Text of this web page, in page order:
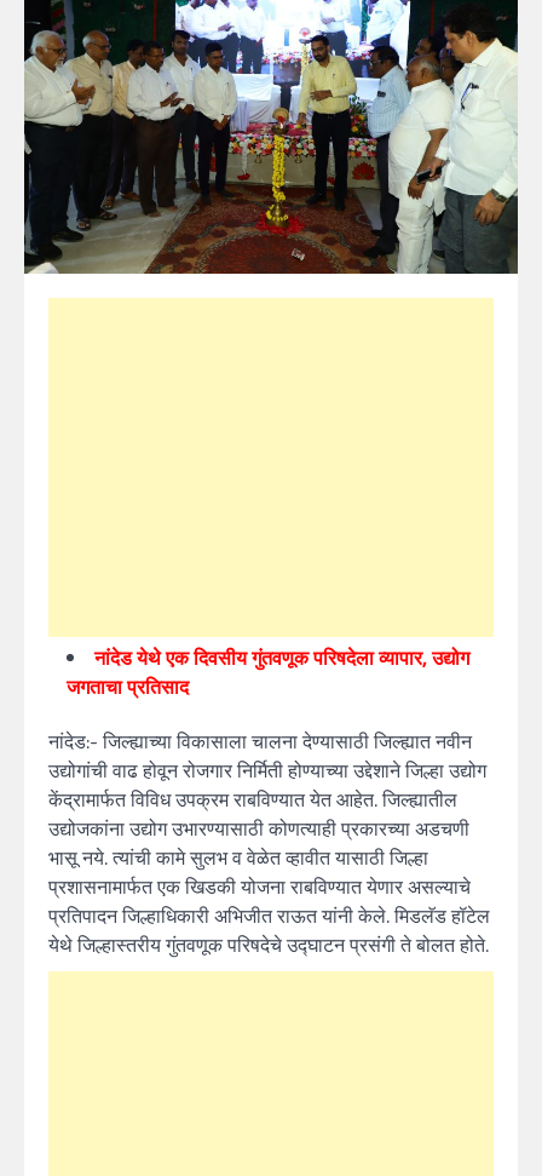
नांदेड येथे एक दिवसीय गुंतवणूक परिषदेला व्यापार, उद्योग
जगताचा प्रतिसाद
नांदेड:- जिल्ह्याच्या विकासाला चालना देण्यासाठी जिल्ह्यात नवीन
उद्योगांची वाढ होवून रोजगार निर्मिती होण्याच्या उद्देशाने जिल्हा उद्योग
केंद्रामार्फत विविध उपक्रम राबविण्यात येत आहेत. जिल्ह्यातील
उद्योजकांना उद्योग उभारण्यासाठी कोणत्याही प्रकारच्या अडचणी
भासू नये. त्यांची कामे सुलभ व वेळेत व्हावीत यासाठी जिल्हा
प्रशासनामार्फत एक खिडकी योजना राबविण्यात येणार असल्याचे
प्रतिपादन जिल्हाधिकारी अभिजीत राऊत यांनी केले. मिडलॅड हॉटेल
येथे जिल्हास्तरीय गुंतवणूक परिषदेचे उद्घाटन प्रसंगी ते बोलत होते.